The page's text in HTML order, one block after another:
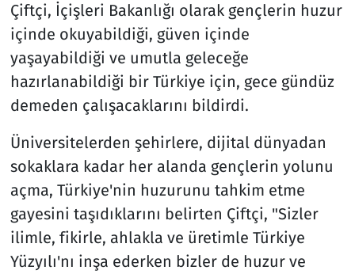
Çiftçi, İçişleri Bakanlığı olarak gençlerin huzur
içinde okuyabildiği, güven içinde
yaşayabildiği ve umutla geleceğe
hazırlanabildiği bir Türkiye için, gece gündüz
demeden çalışacaklarını bildirdi.
Üniversitelerden şehirlere, dijital dünyadan
sokaklara kadar her alanda gençlerin yolunu
açma, Türkiye'nin huzurunu tahkim etme
gayesini taşıdıklarını belirten Çiftçi, "Sizler
ilimle, fikirle, ahlakla ve üretimle Türkiye
Yüzyılı'nı inşa ederken bizler de huzur ve